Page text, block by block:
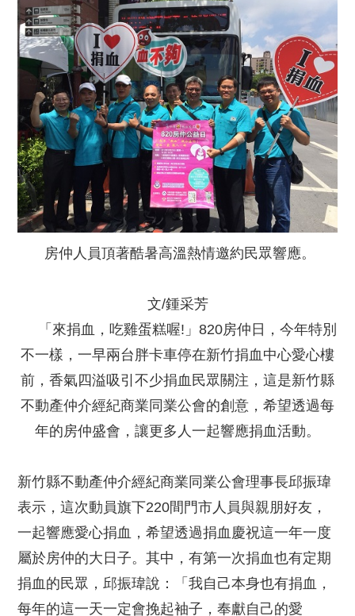
房仲人員頂著酷暑高溫熱情邀約民眾響應。
文/鍾采芳
「來捐血，吃雞蛋糕喔!」820房仲日，今年特別
不一樣，一早兩台胖卡車停在新竹捐血中心愛心樓
前，香氣四溢吸引不少捐血民眾關注，這是新竹縣
不動產仲介經紀商業同業公會的創意，希望透過每
年的房仲盛會，讓更多人一起響應捐血活動。
新竹縣不動產仲介經紀商業同業公會理事長邱振瑋
表示，這次動員旗下220間門市人員與親朋好友，
一起響應愛心捐血，希望透過捐血慶祝這一年一度
屬於房仲的大日子。其中，有第一次捐血也有定期
捐血的民眾，邱振瑋說：「我自己本身也有捐血，
每年的這一天一定會挽起袖子，奉獻自己的愛